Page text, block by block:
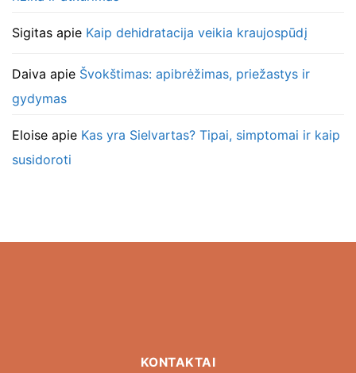
Sigitas apie Kaip dehidratacija veikia kraujospūdį
Daiva apie Švokštimas: apibrėžimas, priežastys ir
gydymas
Eloise apie Kas yra Sielvartas? Tipai, simptomai ir kaip
susidoroti
KONTAKTAI